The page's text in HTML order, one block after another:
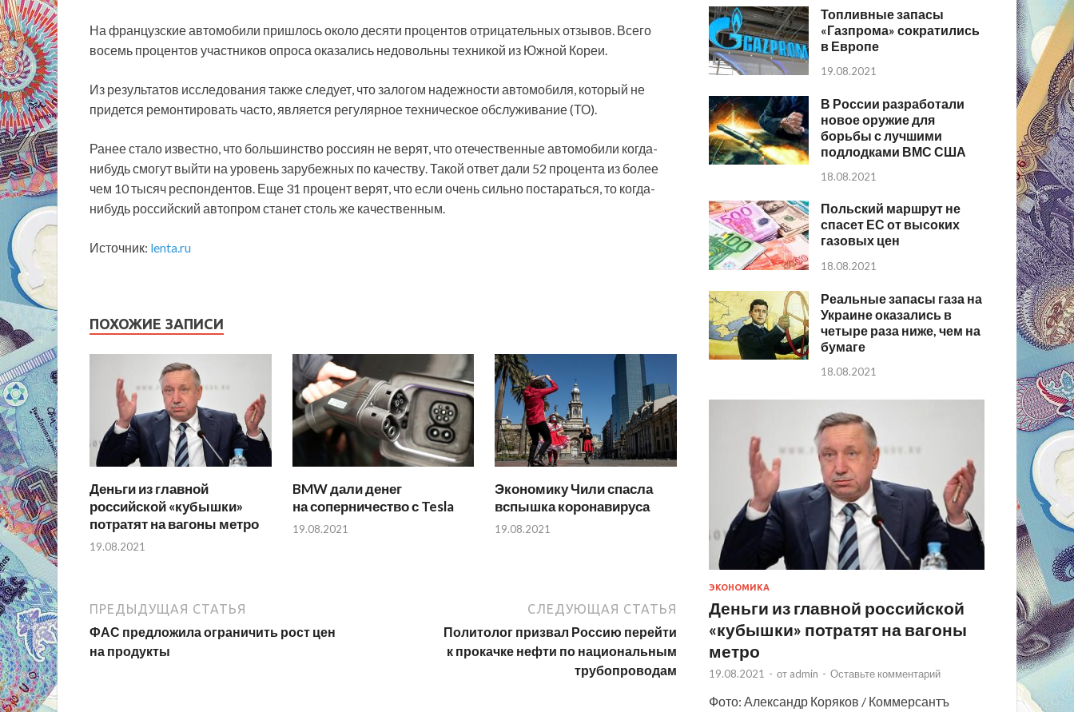
На французские автомобили пришлось около десяти процентов отрицательных отзывов. Всего
восемь процентов участников опроса оказались недовольны техникой из Южной Кореи.
Из результатов исследования также следует, что залогом надежности автомобиля, который не
придется ремонтировать часто, является регулярное техническое обслуживание (ТО).
Ранее стало известно, что большинство россиян не верят, что отечественные автомобили когда-
нибудь смогут выйти на уровень зарубежных по качеству. Такой ответ дали 52 процента из более
чем 10 тысяч респондентов. Еще 31 процент верят, что если очень сильно постараться, то когда-
нибудь российский автопром станет столь же качественным.
Источник: lenta.ru
ПОХОЖИЕ ЗАПИСИ
Деньги из главной
российской «кубышки»
потратят на вагоны метро
19.08.2021
BMW дали денег
на соперничество с Tesla
19.08.2021
Экономику Чили спасла
вспышка коронавируса
19.08.2021
ПРЕДЫДУЩАЯ СТАТЬЯ
ФАС предложила ограничить рост цен
на продукты
СЛЕДУЮЩАЯ СТАТЬЯ
Политолог призвал Россию перейти
к прокачке нефти по национальным
трубопроводам
Топливные запасы
«Газпрома» сократились
в Европе
19.08.2021
В России разработали
новое оружие для
борьбы с лучшими
подлодками ВМС США
18.08.2021
Польский маршрут не
спасет ЕС от высоких
газовых цен
18.08.2021
Реальные запасы газа на
Украине оказались в
четыре раза ниже, чем на
бумаге
18.08.2021
ЭКОНОМИКА
Деньги из главной российской
«кубышки» потратят на вагоны
метро
19.08.2021 - от admin - Оставьте комментарий
Фото: Александр Коряков / Коммерсантъ